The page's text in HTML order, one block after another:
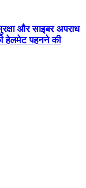
और साइबर अपराध
हेलमेट पहनने की